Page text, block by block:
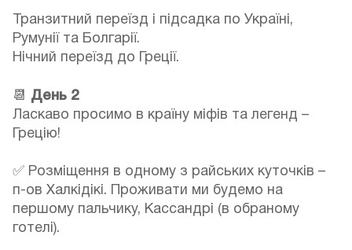
Транзитний переїзд і підсадка по Україні,
Румунії та Болгарії.
Нічний переїзд до Греції.
📆 День 2
Ласкаво просимо в країну міфів та легенд –
Грецію!
✅ Розміщення в одному з райських куточків –
п-ов Халкідікі. Проживати ми будемо на
першому пальчику, Кассандрі (в обраному
готелі).